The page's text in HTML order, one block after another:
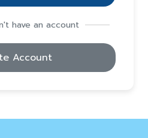
have an account
Account